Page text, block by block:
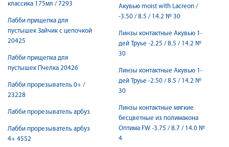
классика 175мл / 7293
Лабби прищепка для
пустышек Зайчик с цепочкой
20425
Лабби прищепка для
пустышек Пчелка 20426
Лабби прорезыватель 0+ /
23228
Лабби прорезыватель арбуз
Лабби прорезыватель арбуз
4+ 4552
Акувью moist with Lacreon /
-3.50 / 8.5 / 14.2 № 30
Линзы контактные Акувью 1-
дей Труье -2.25 / 8.5 / 14.2 №
30
Линзы контактные Акувью 1-
дей Труье -2.50 / 8.5 / 14.2 №
30
Линзы контактные мягкие
бесцветные из полимакона
Оптима FW -3.75 / 8.7 / 14.0 №
4